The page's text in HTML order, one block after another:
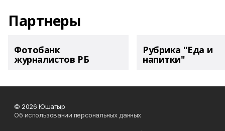
Партнеры
Фотобанк
журналистов РБ
Рубрика "Еда и
напитки"
© 2026 Юшатыр
Об использовании персональных данных